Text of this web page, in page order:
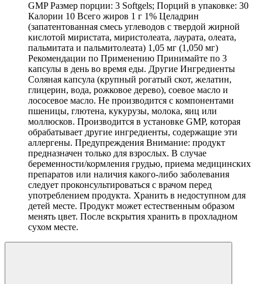
GMP Размер порции: 3 Softgels; Порций в упаковке: 30
Калории 10 Всего жиров 1 г 1% Целадрин
(запатентованная смесь углеводов с твердой жирной
кислотой миристата, миристолеата, лаурата, олеата,
пальмитата и пальмитолеата) 1,05 мг (1,050 мг)
Рекомендации по Применению Принимайте по 3
капсулы в день во время еды. Другие Ингредиенты
Соляная капсула (крупный рогатый скот, желатин,
глицерин, вода, рожковое дерево), соевое масло и
лососевое масло. Не производится с компонентами
пшеницы, глютена, кукурузы, молока, яиц или
моллюсков. Производится в установке GMP, которая
обрабатывает другие ингредиенты, содержащие эти
аллергены. Предупреждения Внимание: продукт
предназначен только для взрослых. В случае
беременности/кормления грудью, приема медицинских
препаратов или наличия какого-либо заболевания
следует проконсультироваться с врачом перед
употреблением продукта. Хранить в недоступном для
детей месте. Продукт может естественным образом
менять цвет. После вскрытия хранить в прохладном
сухом месте.